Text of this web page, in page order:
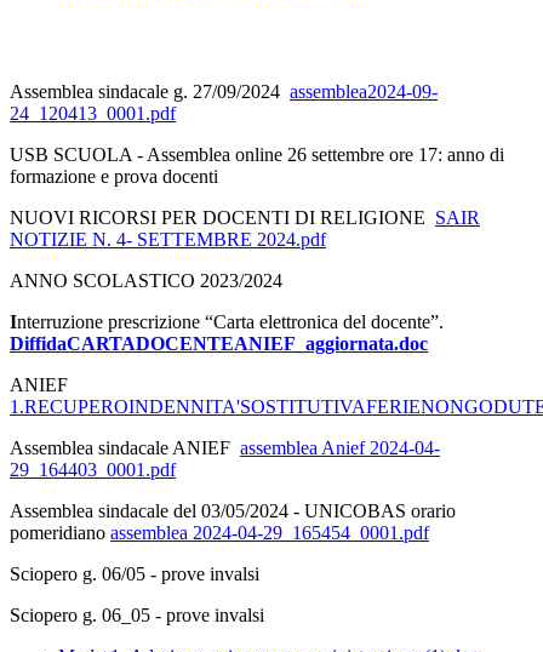
Assemblea sindacale g. 27/09/2024 assemblea2024-09-
24_120413_0001.pdf
USB SCUOLA - Assemblea online 26 settembre ore 17: anno di
formazione e prova docenti
NUOVI RICORSI PER DOCENTI DI RELIGIONE SAIR
NOTIZIE N. 4- SETTEMBRE 2024.pdf
ANNO SCOLASTICO 2023/2024
Interruzione prescrizione “Carta elettronica del docente”.
DiffidaCARTADOCENTEANIEF_aggiornata.doc
ANIEF
Assemblea sindacale ANIEF assemblea Anief 2024-04-
29_164403_0001.pdf
Assemblea sindacale del 03/05/2024 - UNICOBAS orario
pomeridiano assemblea 2024-04-29_165454_0001.pdf
Sciopero g. 06/05 - prove invalsi
Sciopero g. 06_05 - prove invalsi